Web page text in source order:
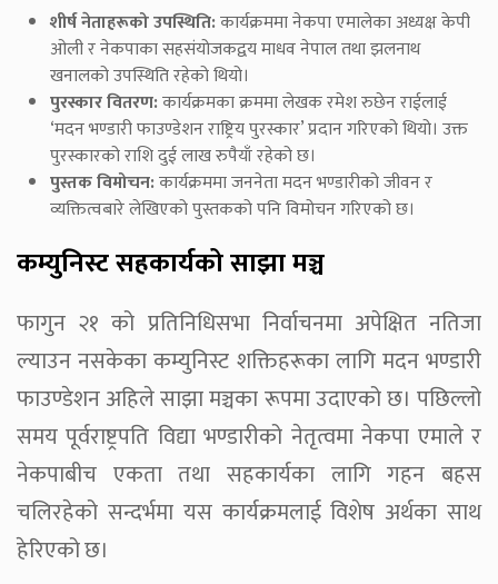
शीर्ष नेताहरूको उपस्थिति:कार्यक्रममा नेकपा एमालेका अध्यक्ष केपी
ओली र नेकपाका सहसंयोजकद्वय माधव नेपाल तथा झलनाथ
खनालको उपस्थिति रहेको थियो।
पुरस्कार वितरण:कार्यक्रमका क्रममा लेखक रमेश रुछेन राईलाई
‘मदन भण्डारी फाउण्डेशन राष्ट्रिय पुरस्कार’ प्रदान गरिएको थियो। उक्त
पुरस्कारको राशि दुई लाख रुपैयाँ रहेको छ।
पुस्तक विमोचन:कार्यक्रममा जननेता मदन भण्डारीको जीवन र
व्यक्तित्वबारे लेखिएको पुस्तकको पनि विमोचन गरिएको छ।
कम्युनिस्ट सहकार्यको साझा मञ्च
फागुन २१ को प्रतिनिधिसभा निर्वाचनमा अपेक्षित नतिजा
ल्याउन नसकेका कम्युनिस्ट शक्तिहरूका लागि मदन भण्डारी
फाउण्डेशन अहिले साझा मञ्चका रूपमा उदाएको छ। पछिल्लो
समय पूर्वराष्ट्रपति विद्या भण्डारीको नेतृत्वमा नेकपा एमाले र
नेकपाबीच एकता तथा सहकार्यका लागि गहन बहस
चलिरहेको सन्दर्भमा यस कार्यक्रमलाई विशेष अर्थका साथ
हेरिएको छ।